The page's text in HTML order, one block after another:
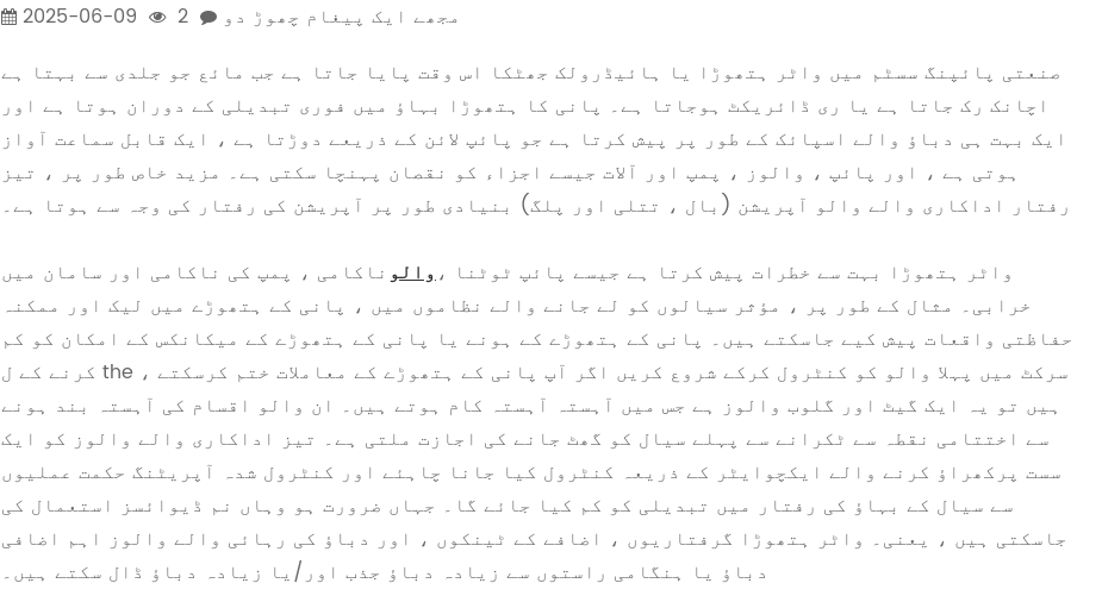
2025-06-09 2
مجھے ایک پیغام چھوڑ دو
صنعتی پائپنگ سسٹم میں واٹر ہتھوڑا یا ہائیڈرولک جھٹکا اس وقت پایا جاتا ہے جب مائع جو جلدی سے بہتا ہے
اچانک رک جاتا ہے یا ری ڈائریکٹ ہوجاتا ہے۔ پانی کا ہتھوڑا بہاؤ میں فوری تبدیلی کے دوران ہوتا ہے اور
ایک بہت ہی دباؤ والے اسپائک کے طور پر پیش کرتا ہے جو پائپ لائن کے ذریعے دوڑتا ہے ، ایک قابل سماعت آواز
ہوتی ہے ، اور پائپ ، والوز ، پمپ اور آلات جیسے اجزاء کو نقصان پہنچا سکتی ہے۔ مزید خاص طور پر ، تیز
رفتار اداکاری والے والو آپریشن (بال ، تتلی اور پلگ) بنیادی طور پر آپریشن کی رفتار کی وجہ سے ہوتا ہے۔
واٹر ہتھوڑا بہت سے خطرات پیش کرتا ہے جیسے پائپ ٹوٹنا ،والو ناکامی ، پمپ کی ناکامی اور سامان میں
خرابی۔ مثال کے طور پر ، مؤثر سیالوں کو لے جانے والے نظاموں میں ، پانی کے ہتھوڑے میں لیک اور ممکنہ
حفاظتی واقعات پیش کیے جاسکتے ہیں۔ پانی کے ہتھوڑے کے ہونے یا پانی کے ہتھوڑے کے میکانکس کے امکان کو کم
کرنے کے ل the ، سرکٹ میں پہلا والو کو کنٹرول کرکے شروع کریں اگر آپ پانی کے ہتھوڑے کے معاملات ختم کرسکتے
ہیں تو یہ ایک گیٹ اور گلوب والوز ہے جس میں آہستہ آہستہ کام ہوتے ہیں۔ ان والو اقسام کی آہستہ بند ہونے
سے اختتامی نقطہ سے ٹکرانے سے پہلے سیال کو گھٹ جانے کی اجازت ملتی ہے۔ تیز اداکاری والے والوز کو ایک
سست پرکھراؤ کرنے والے ایکچوایٹر کے ذریعہ کنٹرول کیا جانا چاہئے اور کنٹرول شدہ آپریٹنگ حکمت عملیوں
سے سیال کے بہاؤ کی رفتار میں تبدیلی کو کم کیا جائے گا۔ جہاں ضرورت ہو وہاں نم ڈیوائسز استعمال کی
جاسکتی ہیں ، یعنی۔ واٹر ہتھوڑا گرفتاریوں ، اضافے کے ٹینکوں ، اور دباؤ کی رہائی والے والوز اہم اضافی
دباؤ یا ہنگامی راستوں سے زیادہ دباؤ جذب اور/یا زیادہ دباؤ ڈال سکتے ہیں۔